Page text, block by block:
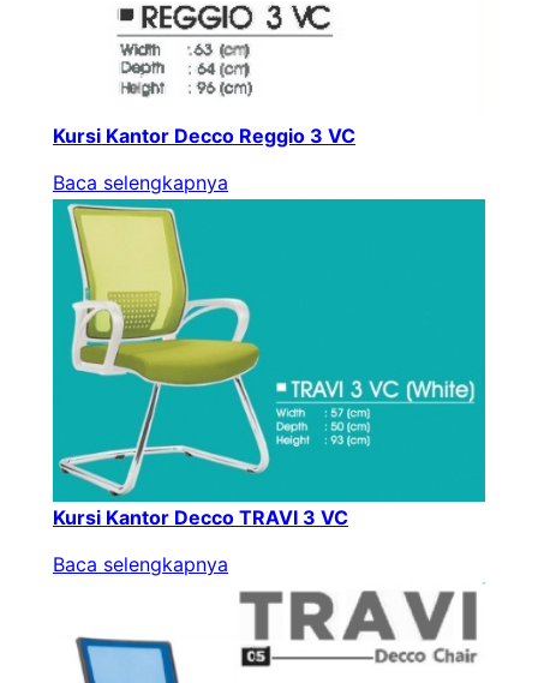
Kursi Kantor Decco Reggio 3 VC
Baca selengkapnya
Kursi Kantor Decco TRAVI 3 VC
Baca selengkapnya